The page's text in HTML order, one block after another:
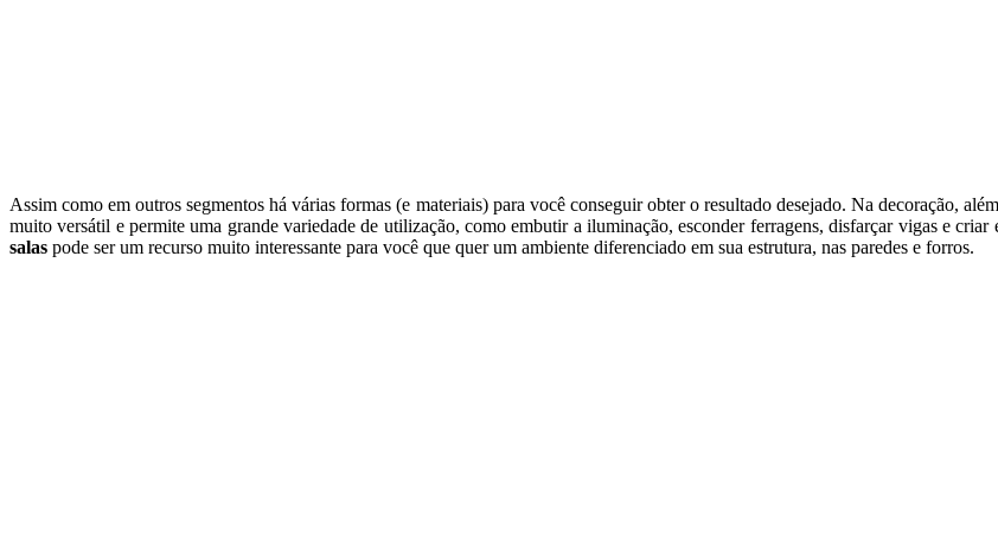
Assim como em outros segmentos há várias formas (e materiais) para você conseguir obter o resultado desejado. Na decoração,
muito versátil e permite uma grande variedade de utilização, como embutir a iluminação, esconder ferragens, disfarçar vigas e
salas pode ser um recurso muito interessante para você que quer um ambiente diferenciado em sua estrutura, nas paredes e forros.